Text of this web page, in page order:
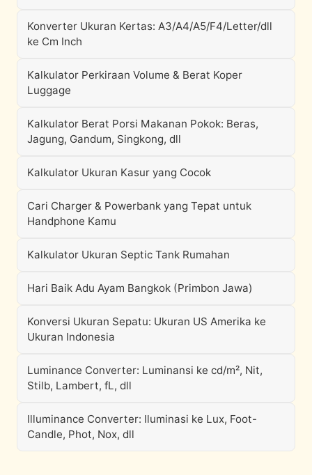
Konverter Ukuran Kertas: A3/A4/A5/F4/Letter/dll
ke Cm Inch
Kalkulator Perkiraan Volume & Berat Koper
Luggage
Kalkulator Berat Porsi Makanan Pokok: Beras,
Jagung, Gandum, Singkong, dll
Kalkulator Ukuran Kasur yang Cocok
Cari Charger & Powerbank yang Tepat untuk
Handphone Kamu
Kalkulator Ukuran Septic Tank Rumahan
Hari Baik Adu Ayam Bangkok (Primbon Jawa)
Konversi Ukuran Sepatu: Ukuran US Amerika ke
Ukuran Indonesia
Luminance Converter: Luminansi ke cd/m², Nit,
Stilb, Lambert, fL, dll
Illuminance Converter: Iluminasi ke Lux, Foot-
Candle, Phot, Nox, dll